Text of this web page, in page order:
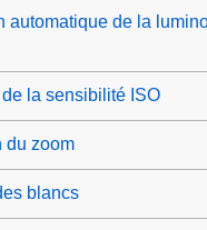
automatique de la
la sensibilité ISO
du zoom
blancs